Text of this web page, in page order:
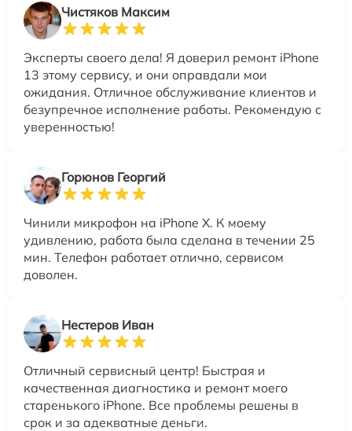
Чистяков Максим
Эксперты своего дела! Я доверил ремонт iPhone
13 этому сервису, и они оправдали мои
ожидания. Отличное обслуживание клиентов и
безупречное исполнение работы. Рекомендую с
уверенностью!
Горюнов Георгий
Чинили микрофон на iPhone X. К моему
удивлению, работа была сделана в течении 25
мин. Телефон работает отлично, сервисом
доволен.
Нестеров Иван
Отличный сервисный центр! Быстрая и
качественная диагностика и ремонт моего
старенького iPhone. Все проблемы решены в
срок и за адекватные деньги.